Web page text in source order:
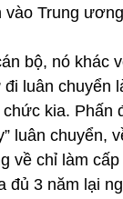
vào Trung
bộ, nó khác
luân chuyển
kia. Phấn
luân chuyển,
về chỉ làm
đủ 3 năm lại